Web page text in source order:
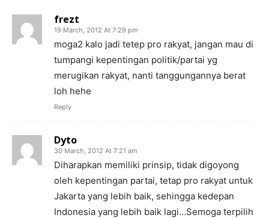
frezt
19 March, 2012 At 7:29 pm
moga2 kalo jadi tetep pro rakyat, jangan mau di
tumpangi kepentingan politik/partai yg
merugikan rakyat, nanti tanggungannya berat
loh hehe
Reply
Dyto
30 March, 2012 At 7:21 am
Diharapkan memiliki prinsip, tidak digoyong
oleh kepentingan partai, tetap pro rakyat untuk
Jakarta yang lebih baik, sehingga kedepan
Indonesia yang lebih baik lagi…Semoga terpilih